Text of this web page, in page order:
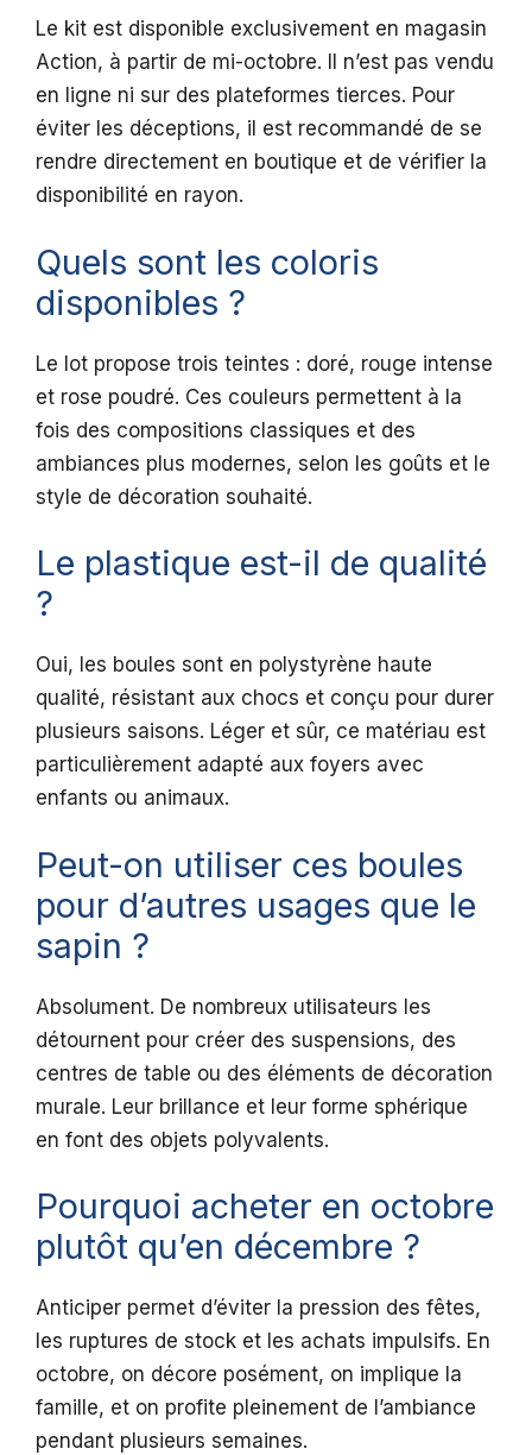
Le kit est disponible exclusivement en magasin
Action, à partir de mi-octobre. Il n’est pas vendu
en ligne ni sur des plateformes tierces. Pour
éviter les déceptions, il est recommandé de se
rendre directement en boutique et de vérifier la
disponibilité en rayon.
Quels sont les coloris
disponibles ?
Le lot propose trois teintes : doré, rouge intense
et rose poudré. Ces couleurs permettent à la
fois des compositions classiques et des
ambiances plus modernes, selon les goûts et le
style de décoration souhaité.
Le plastique est-il de qualité
?
Oui, les boules sont en polystyrène haute
qualité, résistant aux chocs et conçu pour durer
plusieurs saisons. Léger et sûr, ce matériau est
particulièrement adapté aux foyers avec
enfants ou animaux.
Peut-on utiliser ces boules
pour d’autres usages que le
sapin ?
Absolument. De nombreux utilisateurs les
détournent pour créer des suspensions, des
centres de table ou des éléments de décoration
murale. Leur brillance et leur forme sphérique
en font des objets polyvalents.
Pourquoi acheter en octobre
plutôt qu’en décembre ?
Anticiper permet d’éviter la pression des fêtes,
les ruptures de stock et les achats impulsifs. En
octobre, on décore posément, on implique la
famille, et on profite pleinement de l’ambiance
pendant plusieurs semaines.